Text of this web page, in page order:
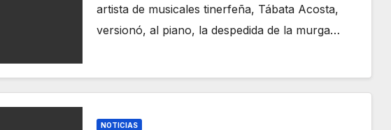
artista de musicales tinerfeña, Tábata Acosta,
versionó, al piano, la despedida de la murga…
NOTICIAS